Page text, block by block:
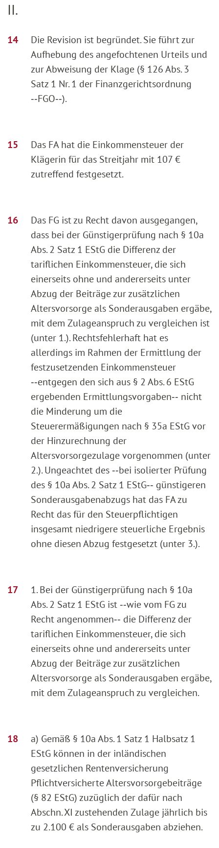
II.
Die Revision ist begründet. Sie führt zur
Aufhebung des angefochtenen Urteils und
zur Abweisung der Klage (§ 126 Abs. 3
Satz 1 Nr. 1 der Finanzgerichtsordnung
‑‑FGO‑‑).
Das FA hat die Einkommensteuer der
Klägerin für das Streitjahr mit 107 €
zutreffend festgesetzt.
Das FG ist zu Recht davon ausgegangen,
dass bei der Günstigerprüfung nach § 10a
Abs. 2 Satz 1 EStG die Differenz der
tariflichen Einkommensteuer, die sich
einerseits ohne und andererseits unter
Abzug der Beiträge zur zusätzlichen
Altersvorsorge als Sonderausgaben ergäbe,
mit dem Zulageanspruch zu vergleichen ist
(unter 1.). Rechtsfehlerhaft hat es
allerdings im Rahmen der Ermittlung der
festzusetzenden Einkommensteuer
‑‑entgegen den sich aus § 2 Abs. 6 EStG
ergebenden Ermittlungsvorgaben‑‑ nicht
die Minderung um die
Steuerermäßigungen nach § 35a EStG vor
der Hinzurechnung der
Altersvorsorgezulage vorgenommen (unter
2.). Ungeachtet des ‑‑bei isolierter Prüfung
des § 10a Abs. 2 Satz 1 EStG‑‑ günstigeren
Sonderausgabenabzugs hat das FA zu
Recht das für den Steuerpflichtigen
insgesamt niedrigere steuerliche Ergebnis
ohne diesen Abzug festgesetzt (unter 3.).
1. Bei der Günstigerprüfung nach § 10a
Abs. 2 Satz 1 EStG ist ‑‑wie vom FG zu
Recht angenommen‑‑ die Differenz der
tariflichen Einkommensteuer, die sich
einerseits ohne und andererseits unter
Abzug der Beiträge zur zusätzlichen
Altersvorsorge als Sonderausgaben ergäbe,
mit dem Zulageanspruch zu vergleichen.
a) Gemäß § 10a Abs. 1 Satz 1 Halbsatz 1
EStG können in der inländischen
gesetzlichen Rentenversicherung
Pflichtversicherte Altersvorsorgebeiträge
(§ 82 EStG) zuzüglich der dafür nach
Abschn. XI zustehenden Zulage jährlich bis
zu 2.100 € als Sonderausgaben abziehen.